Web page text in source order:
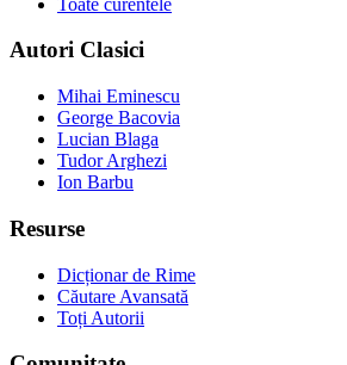
Autori Clasici
Mihai Eminescu
George Bacovia
Lucian Blaga
Tudor Arghezi
Ion Barbu
Resurse
Dicționar de Rime
Căutare Avansată
Toți Autorii